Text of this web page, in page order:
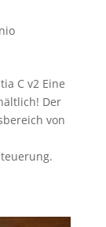
C v2 Eine
Der
von